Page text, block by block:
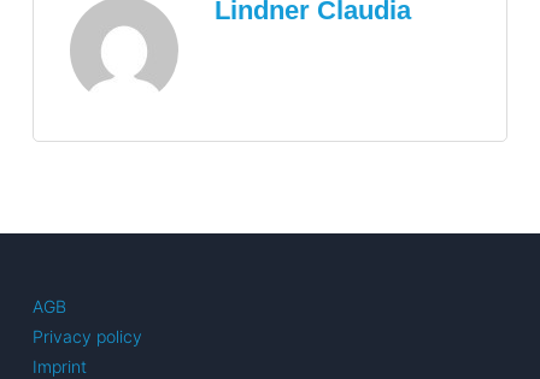
Lindner Claudia
AGB
Privacy policy
Imprint